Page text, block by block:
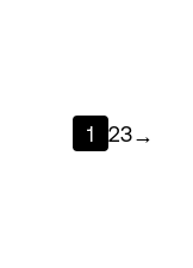
1 23 →